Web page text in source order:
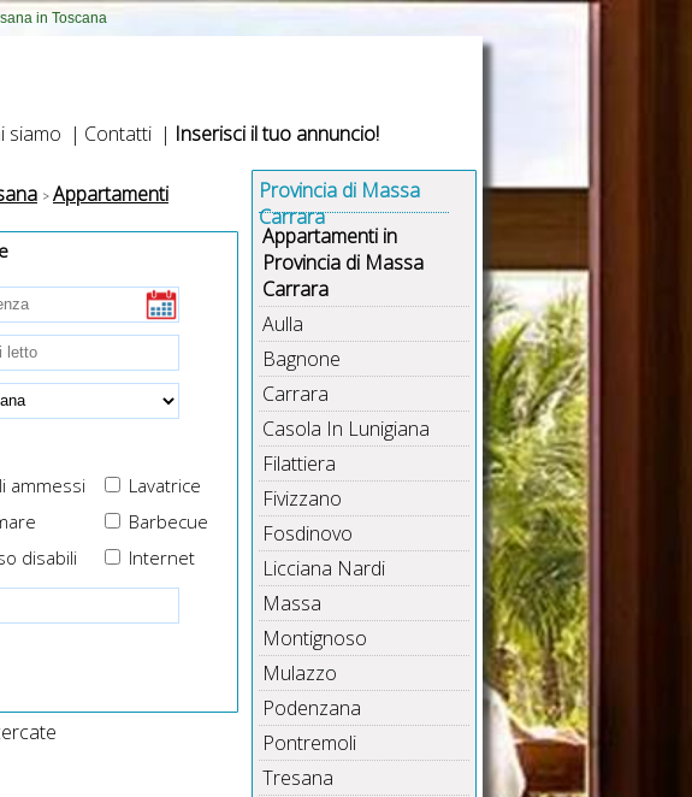
in Toscana
siamo | Contatti | Inserisci il tuo annuncio!
Appartamenti
ammessi
Lavatrice
Barbecue
Internet
disabili
Provincia di Massa
Carrara
Appartamenti in
Provincia di Massa
Carrara
Aulla
Bagnone
Carrara
Casola In Lunigiana
Filattiera
Fivizzano
Fosdinovo
Licciana Nardi
Massa
Montignoso
Mulazzo
Podenzana
Pontremoli
Tresana